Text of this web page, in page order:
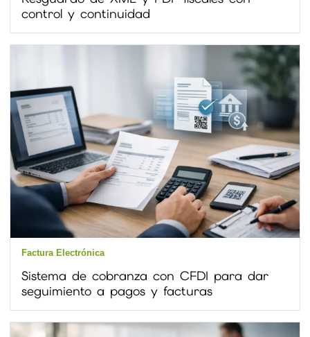
control y continuidad
Factura Electrónica
Sistema de cobranza con CFDI para dar
seguimiento a pagos y facturas